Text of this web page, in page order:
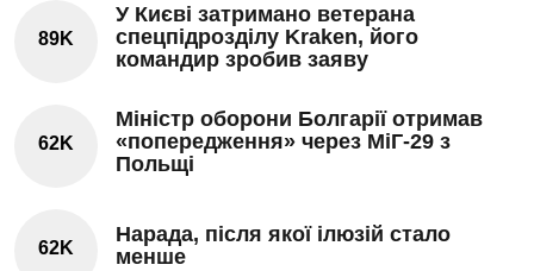
89K
У Києві затримано ветерана
спецпідрозділу Kraken, його
командир зробив заяву
62K
Міністр оборони Болгарії отримав
«попередження» через МіГ-29 з
Польщі
62K
Нарада, після якої ілюзій стало
менше